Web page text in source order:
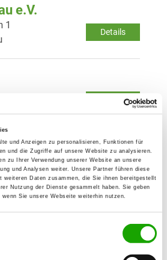
und Anzeigen zu personalisieren, Funktionen für
und die Zugriffe auf unsere Website zu analysieren.
zu Ihrer Verwendung unserer Website an unsere
und Analysen weiter. Unsere Partner führen diese
weiteren Daten zusammen, die Sie ihnen bereitgestellt
Nutzung der Dienste gesammelt haben. Sie geben
Sie unsere Webseite weiterhin nutzen.
e.V.
Details
1
Details
Törten
Details
1
Details